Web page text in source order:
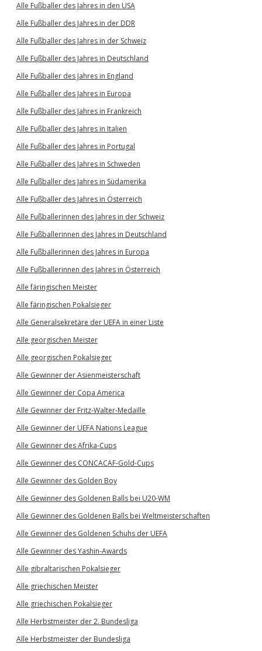
Alle Fußballer des Jahres in den USA
Alle Fußballer des Jahres in der DDR
Alle Fußballer des Jahres in der Schweiz
Alle Fußballer des Jahres in Deutschland
Alle Fußballer des Jahres in England
Alle Fußballer des Jahres in Europa
Alle Fußballer des Jahres in Frankreich
Alle Fußballer des Jahres in Italien
Alle Fußballer des Jahres in Portugal
Alle Fußballer des Jahres in Schweden
Alle Fußballer des Jahres in Südamerika
Alle Fußballer des Jahres in Österreich
Alle Fußballerinnen des Jahres in der Schweiz
Alle Fußballerinnen des Jahres in Deutschland
Alle Fußballerinnen des Jahres in Europa
Alle Fußballerinnen des Jahres in Österreich
Alle färingischen Meister
Alle färingischen Pokalsieger
Alle Generalsekretäre der UEFA in einer Liste
Alle georgischen Meister
Alle georgischen Pokalsieger
Alle Gewinner der Asienmeisterschaft
Alle Gewinner der Copa America
Alle Gewinner der Fritz-Walter-Medaille
Alle Gewinner der UEFA Nations League
Alle Gewinner des Afrika-Cups
Alle Gewinner des CONCACAF-Gold-Cups
Alle Gewinner des Golden Boy
Alle Gewinner des Goldenen Balls bei U20-WM
Alle Gewinner des Goldenen Balls bei Weltmeisterschaften
Alle Gewinner des Goldenen Schuhs der UEFA
Alle Gewinner des Yashin-Awards
Alle gibraltarischen Pokalsieger
Alle griechischen Meister
Alle griechischen Pokalsieger
Alle Herbstmeister der 2. Bundesliga
Alle Herbstmeister der Bundesliga